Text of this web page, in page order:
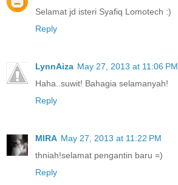
Selamat jd isteri Syafiq Lomotech :)
Reply
LynnAiza May 27, 2013 at 11:06 PM
Haha..suwit! Bahagia selamanyah!
Reply
MIRA May 27, 2013 at 11:22 PM
thniah!selamat pengantin baru =)
Reply